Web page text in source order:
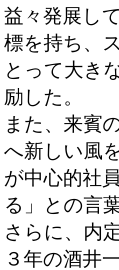
益々発展し
標を持ち、
とって大き
励した。
また、来賓
へ新しい風
が中心的社
る」との言
さらに、内
３年の酒井